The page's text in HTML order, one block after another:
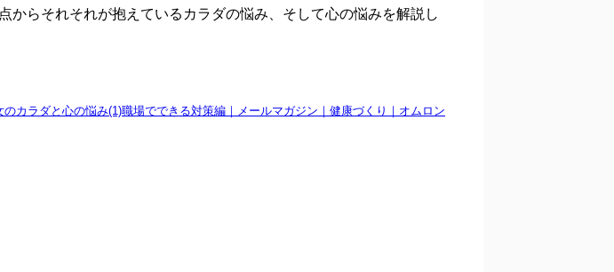
らそれそれが抱えているカラダの悩み、そして心の悩みを解説し
のカラダと心の悩み(1)職場でできる対策編｜メールマガジン｜健康づくり｜オムロン